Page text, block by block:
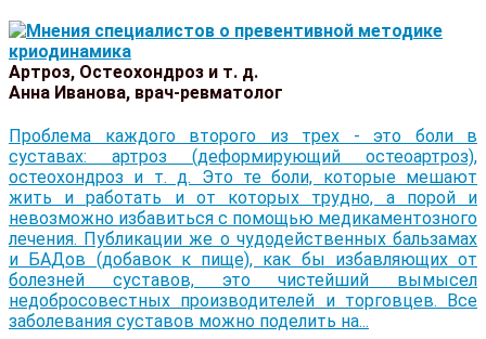
Артроз, Остеохондроз и т. д.
Анна Иванова, врач-ревматолог
Проблема каждого второго из трех - это боли в
суставах: артроз (деформирующий остеоартроз),
остеохондроз и т. д. Это те боли, которые мешают
жить и работать и от которых трудно, а порой и
невозможно избавиться с помощью медикаментозного
лечения. Публикации же о чудодейственных бальзамах
и БАДов (добавок к пище), как бы избавляющих от
болезней суставов, это чистейший вымысел
недобросовестных производителей и торговцев. Все
заболевания суставов можно поделить на...